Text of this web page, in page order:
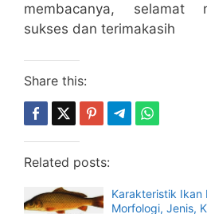
membacanya, selamat
sukses dan terimakasih
Share this:
Related posts:
Karakteristik Ikan
Morfologi, Jenis,